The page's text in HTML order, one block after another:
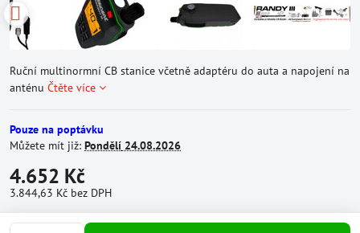
Ruční multinormní CB stanice včetně adaptéru do auta a napojení na
anténu Čtěte více
Pouze na poptávku
Můžete mít již: Pondělí 24.08.2026
4.652 Kč
3.844,63 Kč bez DPH